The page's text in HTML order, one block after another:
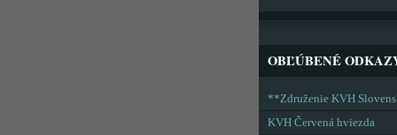
OBĽÚBENÉ
**Združenie KVH
KVH Červená hviezda